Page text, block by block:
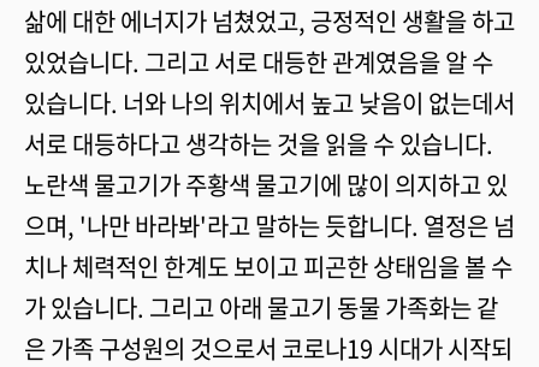
삶에 대한 에너지가 넘쳤었고, 긍정적인 생활을 하고
있었습니다. 그리고 서로 대등한 관계였음을 알 수
있습니다. 너와 나의 위치에서 높고 낮음이 없는데서
서로 대등하다고 생각하는 것을 읽을 수 있습니다.
노란색 물고기가 주황색 물고기에 많이 의지하고 있
으며, '나만 바라봐'라고 말하는 듯합니다. 열정은 넘
치나 체력적인 한계도 보이고 피곤한 상태임을 볼 수
가 있습니다. 그리고 아래 물고기 동물 가족화는 같
은 가족 구성원의 것으로서 코로나19 시대가 시작되